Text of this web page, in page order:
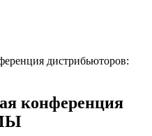
дистрибьюторов:
конференция